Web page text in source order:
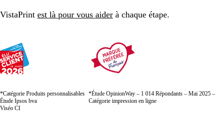
VistaPrint est là pour vous aider à chaque étape.
*Catégorie Produits personnalisables
Étude Ipsos bva
Viséo CI
*Étude OpinionWay – 1 014 Répondants – Mai 2025 –
Catégorie impression en ligne